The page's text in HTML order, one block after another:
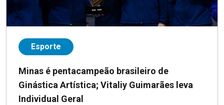
Esporte
Minas é pentacampeão brasileiro de
Ginástica Artística; Vitaliy Guimarães leva
Individual Geral